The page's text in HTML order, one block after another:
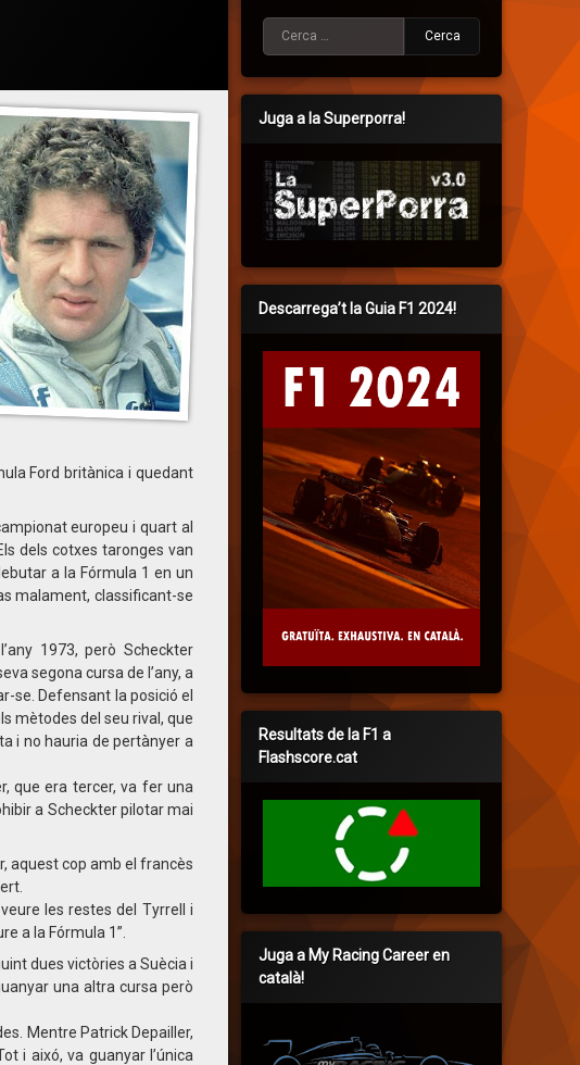
Ford britànica i quedant
europeu i quart al
dels cotxes taronges van
a la Fórmula 1 en un
malament, classificant-se
1973, però Scheckter
segona cursa de l’any, a
se. Defensant la posició el
mètodes del seu rival, que
i no hauria de pertànyer a
que era tercer, va fer una
a Scheckter pilotar mai
aquest cop amb el francès
les restes del Tyrrell i
a la Fórmula 1”.
dues victòries a Suècia i
una altra cursa però
Mentre Patrick Depailler,
i aixó, va guanyar l’única
Juga a la Superporra!
Descarrega’t la Guia F1 2024!
Resultats de la F1 a
Flashscore.cat
Juga a My Racing Career en
català!